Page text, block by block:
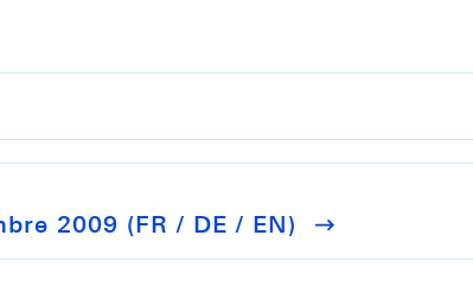
2009 (FR / DE / EN)